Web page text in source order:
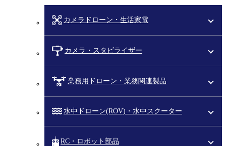
カメラドローン・生活家電
カメラ・スタビライザー
業務用ドローン・業務関連製品
水中ドローン(ROV)・水中スクーター
RC・ロボット部品